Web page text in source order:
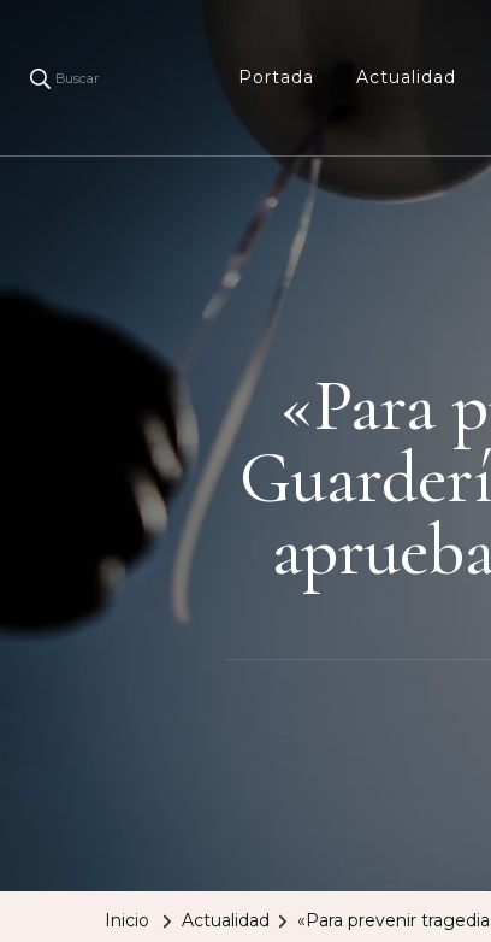
Buscar Portada Actualidad
«Para
Inicio Actualidad «Para prevenir